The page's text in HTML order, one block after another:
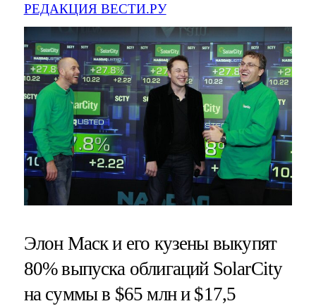
РЕДАКЦИЯ ВЕСТИ.РУ
Элон Маск и его кузены выкупят
80% выпуска облигаций SolarCity
на суммы в $65 млн и $17,5